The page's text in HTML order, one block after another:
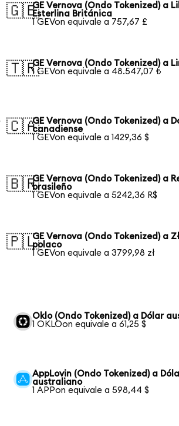
🇬🇧GE Vernova (Ondo Tokenized) a
Esterlina Británica
1 GEVon equivale a 757,67 £
🇹🇷GE Vernova (Ondo Tokenized) a
1 GEVon equivale a 48.547,07 ₺
🇨🇦GE Vernova (Ondo Tokenized) a
canadiense
1 GEVon equivale a 1429,36 $
🇧🇷GE Vernova (Ondo Tokenized) a
brasileño
1 GEVon equivale a 5242,36 R$
🇵🇱GE Vernova (Ondo Tokenized) a
polaco
1 GEVon equivale a 3799,98 zł
Oklo (Ondo Tokenized) a Dólar
1 OKLOon equivale a 61,25 $
AppLovin (Ondo Tokenized) a
australiano
1 APPon equivale a 598,44 $